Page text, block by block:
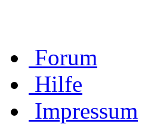
Forum
Hilfe
Impressum